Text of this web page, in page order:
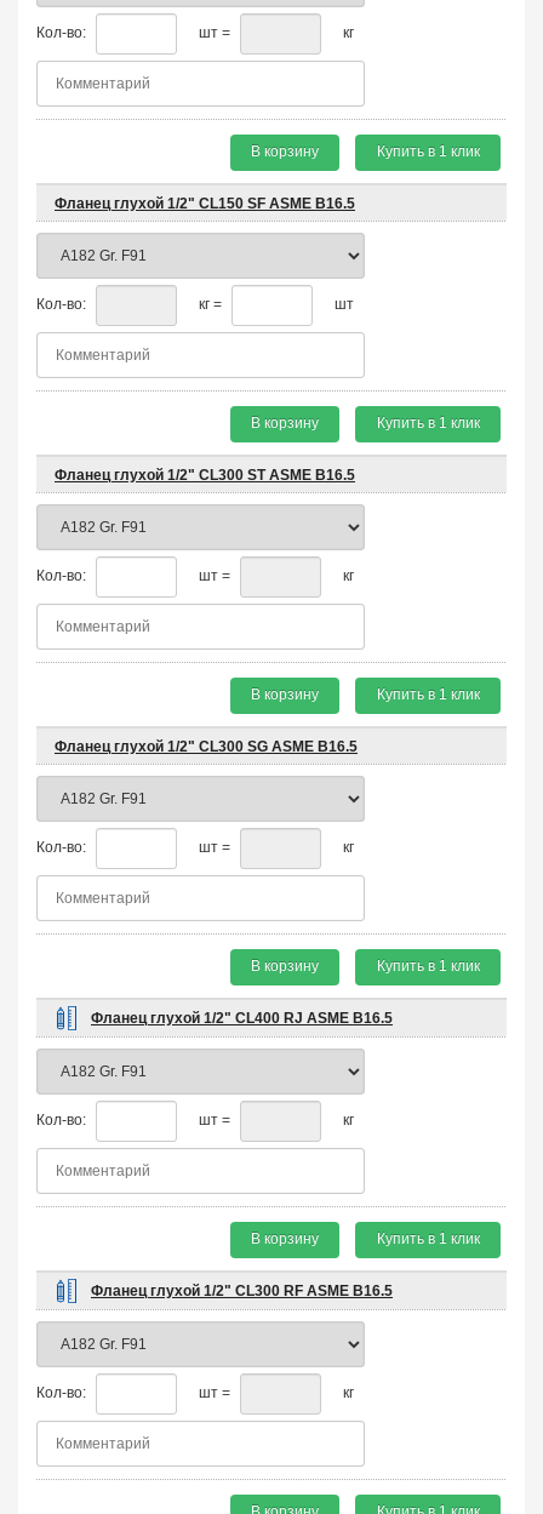
Кол-во: шт = кг
В корзину Купить в 1 клик
Фланец глухой 1/2" CL150 SF ASME B16.5
Кол-во: кг = шт
В корзину Купить в 1 клик
Фланец глухой 1/2" CL300 ST ASME B16.5
Кол-во: шт = кг
В корзину Купить в 1 клик
Фланец глухой 1/2" CL300 SG ASME B16.5
Кол-во: шт = кг
В корзину Купить в 1 клик
Фланец глухой 1/2" CL400 RJ ASME B16.5
Кол-во: шт = кг
В корзину Купить в 1 клик
Фланец глухой 1/2" CL300 RF ASME B16.5
Кол-во: шт = кг